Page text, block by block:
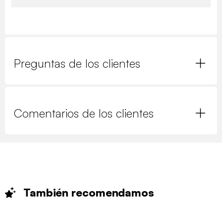
Preguntas de los clientes
Comentarios de los clientes
También recomendamos